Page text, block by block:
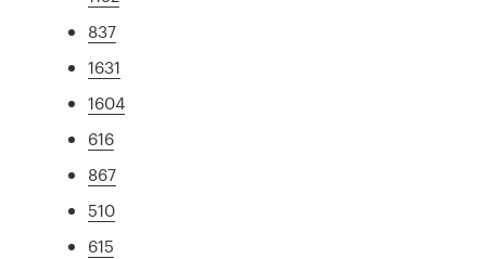
837
1631
1604
616
867
510
615